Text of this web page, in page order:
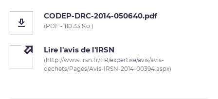
CODEP-DRC-2014-050640.pdf
(PDF - 110.33 Ko )
Lire l'avis de l'IRSN
(http://www.irsn.fr/FR/expertise/avis/avis-
dechets/Pages/Avis-IRSN-2014-00394.aspx)